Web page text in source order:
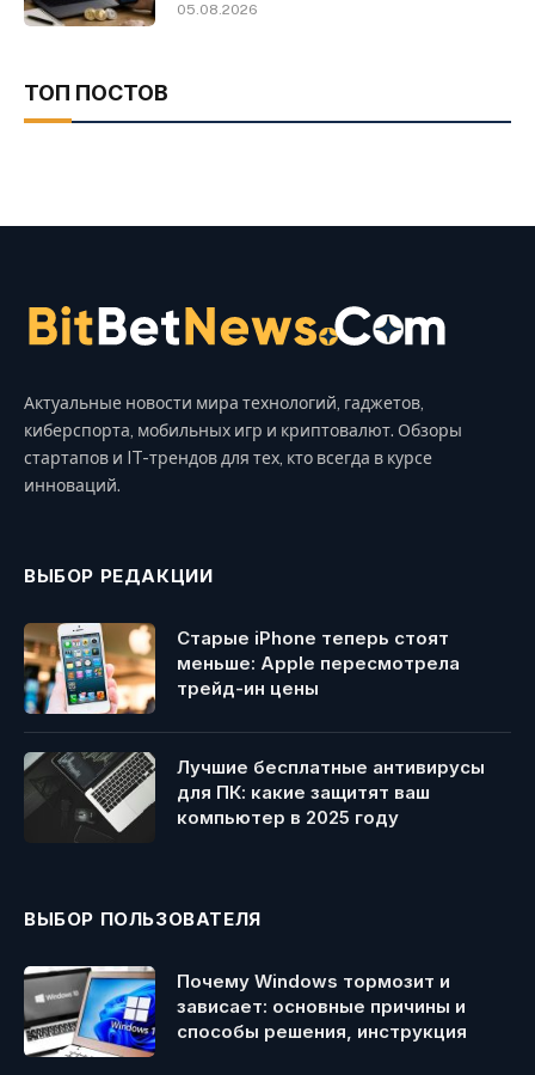
05.08.2026
ТОП ПОСТОВ
Актуальные новости мира технологий, гаджетов,
киберспорта, мобильных игр и криптовалют. Обзоры
стартапов и IT-трендов для тех, кто всегда в курсе
инноваций.
ВЫБОР РЕДАКЦИИ
Старые iPhone теперь стоят
меньше: Apple пересмотрела
трейд-ин цены
Лучшие бесплатные антивирусы
для ПК: какие защитят ваш
компьютер в 2025 году
ВЫБОР ПОЛЬЗОВАТЕЛЯ
Почему Windows тормозит и
зависает: основные причины и
способы решения, инструкция